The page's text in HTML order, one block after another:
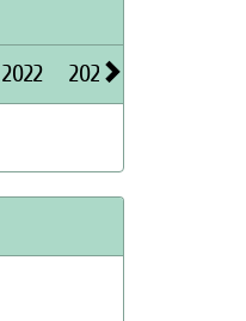
2022 2021